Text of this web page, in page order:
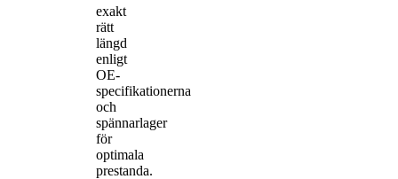
exakt
rätt
längd
enligt
OE-
specifikationerna
och
spännarlager
för
optimala
prestanda.